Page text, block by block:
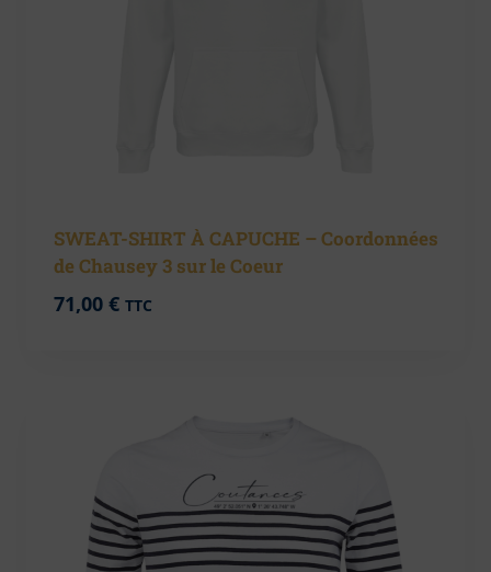
SWEAT-SHIRT À CAPUCHE – Coordonnées
de Chausey 3 sur le Coeur
71,00 € TTC